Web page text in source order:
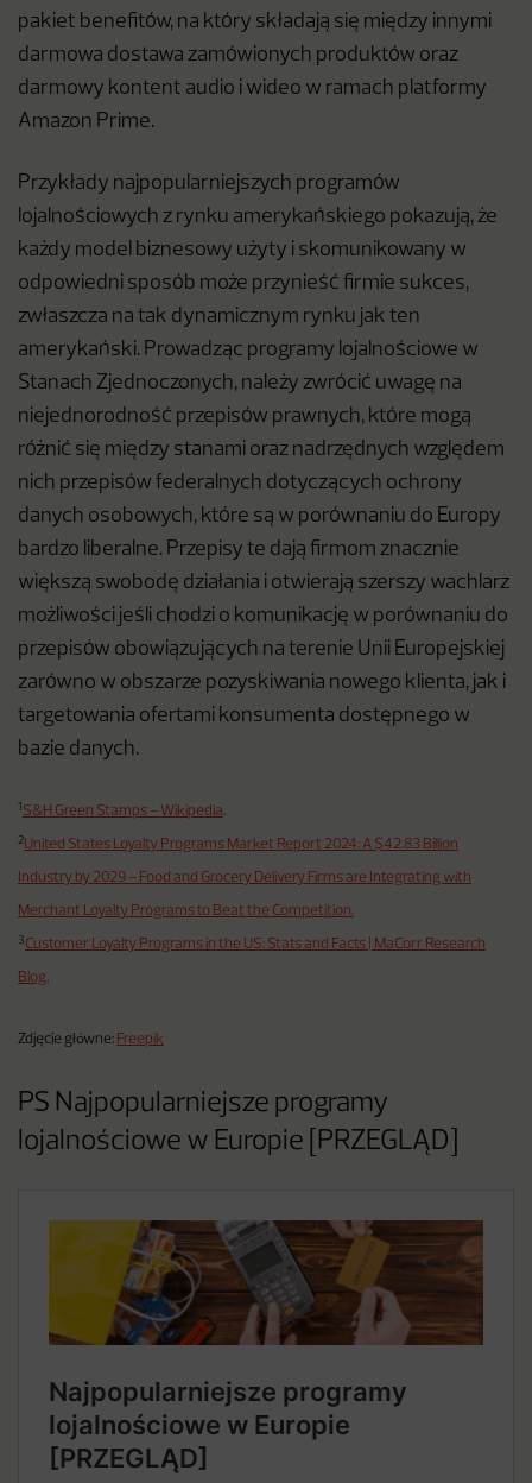
pakiet benefitów, na który składają się między innymi
darmowa dostawa zamówionych produktów oraz
darmowy kontent audio i wideo w ramach platformy
Amazon Prime.
Przykłady najpopularniejszych programów
lojalnościowych z rynku amerykańskiego pokazują, że
każdy model biznesowy użyty i skomunikowany w
odpowiedni sposób może przynieść firmie sukces,
zwłaszcza na tak dynamicznym rynku jak ten
amerykański. Prowadząc programy lojalnościowe w
Stanach Zjednoczonych, należy zwrócić uwagę na
niejednorodność przepisów prawnych, które mogą
różnić się między stanami oraz nadrzędnych względem
nich przepisów federalnych dotyczących ochrony
danych osobowych, które są w porównaniu do Europy
bardzo liberalne. Przepisy te dają firmom znacznie
większą swobodę działania i otwierają szerszy wachlarz
możliwości jeśli chodzi o komunikację w porównaniu do
przepisów obowiązujących na terenie Unii Europejskiej
zarówno w obszarze pozyskiwania nowego klienta, jak i
targetowania ofertami konsumenta dostępnego w
bazie danych.
1 S&H Green Stamps – Wikipedia.
2United States Loyalty Programs Market Report 2024: A $42.83 Billion
Industry by 2029 – Food and Grocery Delivery Firms are Integrating with
Merchant Loyalty Programs to Beat the Competition.
3 Customer Loyalty Programs in the US: Stats and Facts | MaCorr Research
Blog.
Zdjęcie główne: Freepik
PS Najpopularniejsze programy
lojalnościowe w Europie [PRZEGLĄD]